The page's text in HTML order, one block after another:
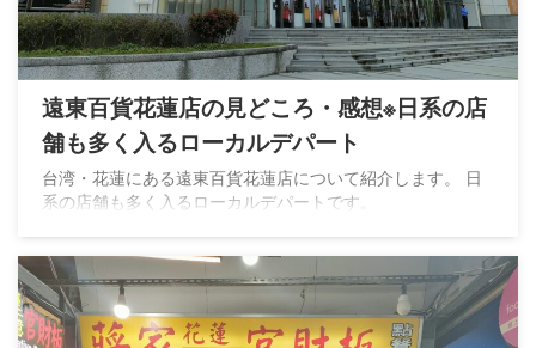
遠東百貨花蓮店の見どころ・感想※日系の店
舗も多く入るローカルデパート
台湾・花蓮にある遠東百貨花蓮店について紹介します。 日
系の店舗も多く入るローカルデパートです。